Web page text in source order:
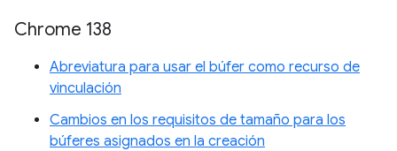
Chrome 138
Abreviatura para usar el búfer como recurso de
vinculación
Cambios en los requisitos de tamaño para los
búferes asignados en la creación